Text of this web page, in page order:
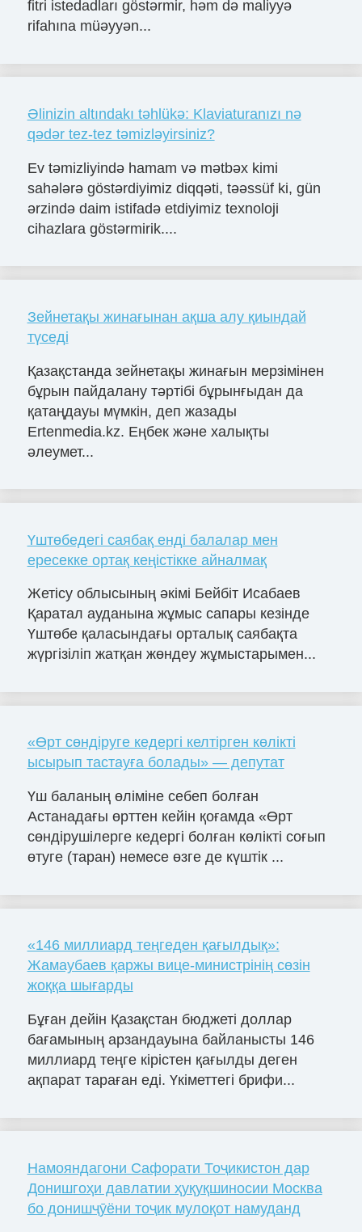
fitri istedadları göstərmir, həm də maliyyə
rifahına müəyyən...
Əlinizin altındakı təhlükə: Klaviaturanızı nə
qədər tez-tez təmizləyirsiniz?
Ev təmizliyində hamam və mətbəx kimi
sahələrə göstərdiyimiz diqqəti, təəssüf ki, gün
ərzində daim istifadə etdiyimiz texnoloji
cihazlara göstərmirik....
Зейнетақы жинағынан ақша алу қиындай
түседі
Қазақстанда зейнетақы жинағын мерзімінен
бұрын пайдалану тәртібі бұрынғыдан да
қатаңдауы мүмкін, деп жазады
Ertenmedia.kz. Еңбек және халықты
әлеумет...
Үштөбедегі саябақ енді балалар мен
ересекке ортақ кеңістікке айналмақ
Жетісу облысының әкімі Бейбіт Исабаев
Қаратал ауданына жұмыс сапары кезінде
Үштөбе қаласындағы орталық саябақта
жүргізіліп жатқан жөндеу жұмыстарымен...
«Өрт сөндіруге кедергі келтірген көлікті
ысырып тастауға болады» — депутат
Үш баланың өліміне себеп болған
Астанадағы өрттен кейін қоғамда «Өрт
сөндірушілерге кедергі болған көлікті соғып
өтуге (таран) немесе өзге де күштік ...
«146 миллиард теңгеден қағылдық»:
Жамаубаев қаржы вице-министрінің сөзін
жоққа шығарды
Бұған дейін Қазақстан бюджеті доллар
бағамының арзандауына байланысты 146
миллиард теңге кірістен қағылды деген
ақпарат тараған еді. Үкіметтегі брифи...
Намояндагони Сафорати Тоҷикистон дар
Донишгоҳи давлатии ҳуқуқшиносии Москва
бо донишҷӯёни тоҷик мулоқот намуданд